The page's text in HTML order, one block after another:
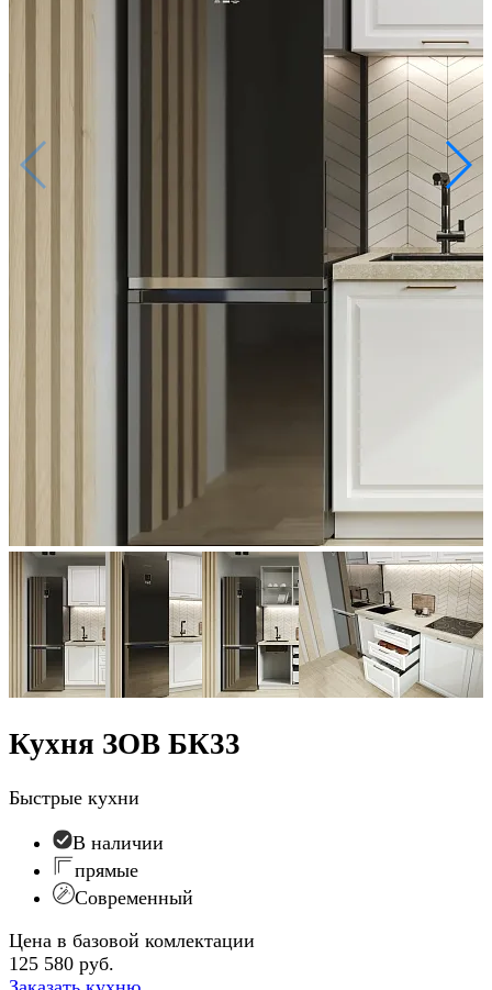
Кухня ЗОВ БК33
Быстрые кухни
В наличии
прямые
Современный
Цена в базовой комлектации
125 580 руб.